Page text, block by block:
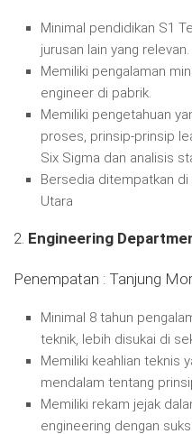
Minimal pendidikan S1
jurusan lain yang relevan.
Memiliki pengalaman
engineer di pabrik.
Memiliki pengetahuan
proses, prinsip-prinsip
Six Sigma dan analisis
Bersedia ditempatkan di
Utara
2. Engineering
Penempatan : Tanjung
Minimal 8 tahun
teknik, lebih disukai di
Memiliki keahlian teknis
mendalam tentang
Memiliki rekam jejak
engineering dengan